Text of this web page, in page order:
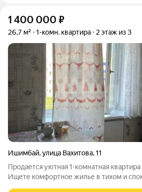
1 400 000 ₽
26,7 м² 1-комн. квартира 2 этаж из 3
Ишимбай,улица Вахитова,11
Продается уютная 1-комнатная квартира
Ищете комфортное жилье в тихом и